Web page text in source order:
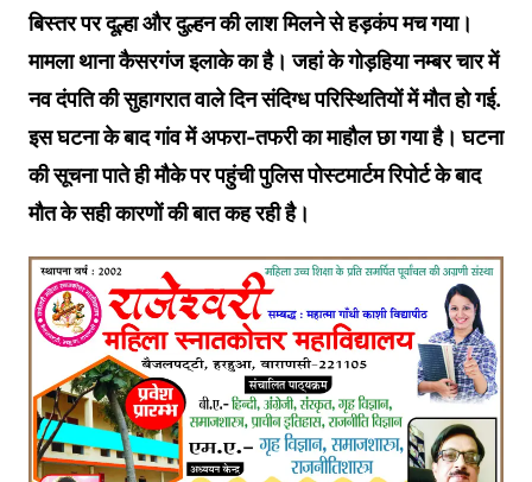
बिस्तर पर दूल्हा और दुल्हन की लाश मिलने से हड़कंप मच गया।
मामला थाना कैसरगंज इलाके का है। जहां के गोड़हिया नम्बर चार में
नव दंपति की सुहागरात वाले दिन संदिग्ध परिस्थितियों में मौत हो गई.
इस घटना के बाद गांव में अफरा-तफरी का माहौल छा गया है। घटना
की सूचना पाते ही मौके पर पहुंची पुलिस पोस्टमार्टम रिपोर्ट के बाद
मौत के सही कारणों की बात कह रही है।